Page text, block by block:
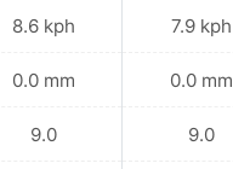
8.6 kph
0.0 mm
9.0
7.9 kph
0.0 mm
9.0